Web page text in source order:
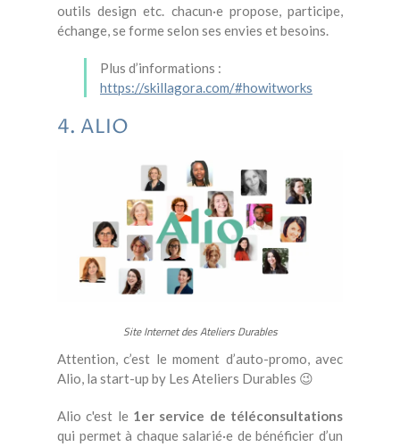
outils design etc. chacun·e propose, participe,
échange, se forme selon ses envies et besoins.
Plus d’informations :
https://skillagora.com/#howitworks
4. ALIO
Site Internet des Ateliers Durables
Attention, c’est le moment d’auto-promo, avec
Alio, la start-up by Les Ateliers Durables 😉
Alio c'est le 1er service de téléconsultations
qui permet à chaque salarié·e de bénéficier d’un